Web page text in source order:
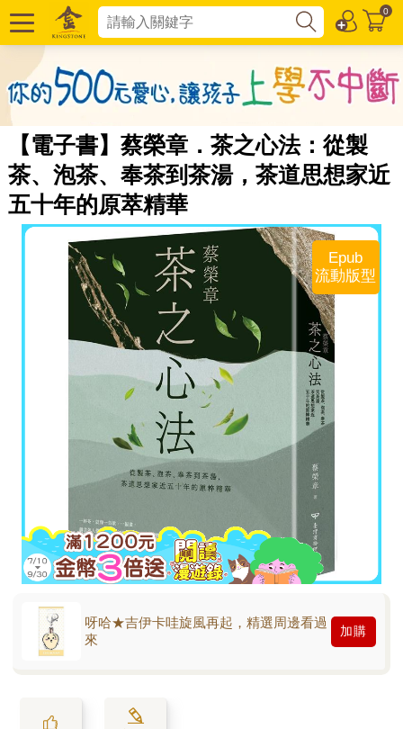
0
【電子書】蔡榮章．茶之心法：從製
茶、泡茶、奉茶到茶湯，茶道思想家近
五十年的原萃精華
Epub
流動版型
呀哈★吉伊卡哇旋風再起，精選周邊看過
來
加購